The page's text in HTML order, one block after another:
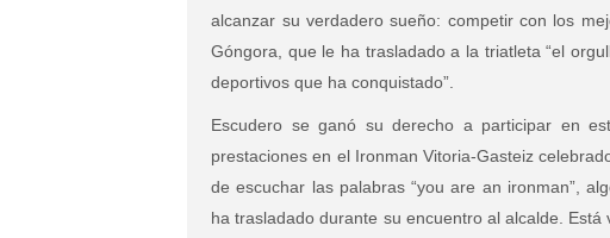
alcanzar su verdadero sueño: competir con los
Góngora, que le ha trasladado a la triatleta “el
deportivos que ha conquistado”.
Escudero se ganó su derecho a participar en
prestaciones en el Ironman Vitoria-Gasteiz
de escuchar las palabras “you are an ironman”,
ha trasladado durante su encuentro al alcalde.